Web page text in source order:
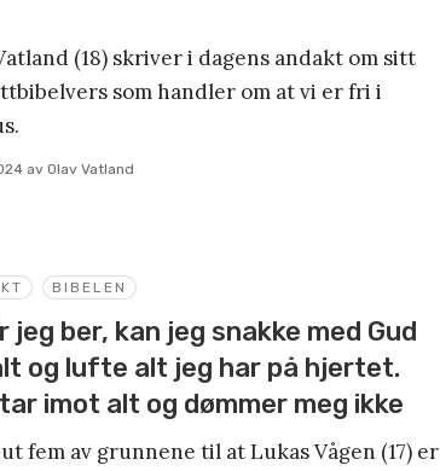
(18) skriver i dagens andakt om sitt
som handler om at vi er fri i
av Olav Vatland
BIBELEN
jeg ber, kan jeg snakke med Gud
og lufte alt jeg har på hjertet.
imot alt og dømmer meg ikke
fem av grunnene til at Lukas Vågen (17) er